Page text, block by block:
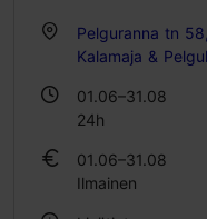
Pelguranna tn
Kalamaja &
01.06–31.08
24h
01.06–31.08
Ilmainen